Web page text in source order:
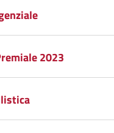
2023